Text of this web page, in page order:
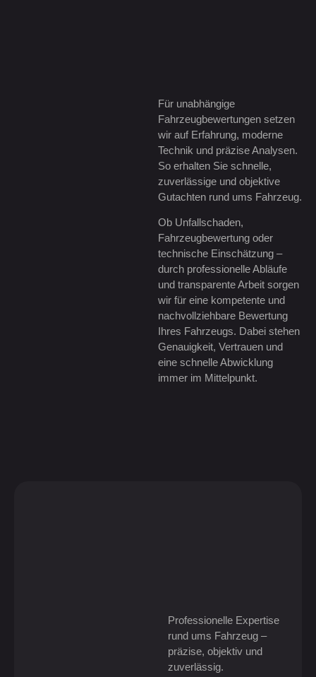
Für unabhängige
Fahrzeugbewertungen setzen
wir auf Erfahrung, moderne
Technik und präzise Analysen.
So erhalten Sie schnelle,
zuverlässige und objektive
Gutachten rund ums Fahrzeug.
Ob Unfallschaden,
Fahrzeugbewertung oder
technische Einschätzung –
durch professionelle Abläufe
und transparente Arbeit sorgen
wir für eine kompetente und
nachvollziehbare Bewertung
Ihres Fahrzeugs. Dabei stehen
Genauigkeit, Vertrauen und
eine schnelle Abwicklung
immer im Mittelpunkt.
Professionelle Expertise
rund ums Fahrzeug –
präzise, objektiv und
zuverlässig.